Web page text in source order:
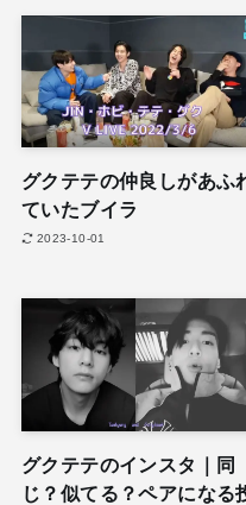
グクテテの仲良しがあふ
ていたブイラ
2023-10-01
グクテテのインスタ｜同
じ？似てる？ペアになる